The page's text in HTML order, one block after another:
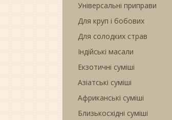
Універсальні приправи
Для круп і бобових
Для солодких страв
Індійські масали
Екзотичні суміші
Азіатські суміші
Африканські суміші
Близькосхідні суміші